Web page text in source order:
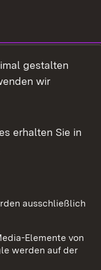
gestalten
wir
erhalten Sie in
ausschließlich
Elemente von
werden auf der